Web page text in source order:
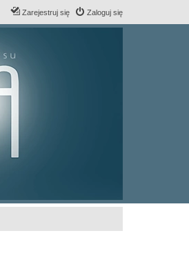
Zaloguj się
Zarejestruj się